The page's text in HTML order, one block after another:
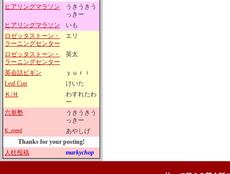
ヒアリングマラソン
うきうきう
っきー
ヒアリングマラソン
いも
ロゼッタストーン・
ラーニングセンター
エリ
ロゼッタストーン・
ラーニングセンター
英太
英会話ビギン
ｙｕｒｉ
Leaf Cup
けいた
Ｋ/Ｈ
わすれたわ
ー
六単塾
うきうきう
っきー
K_speed
あやしげ
Thanks for your posting!
人柱投稿
markychop